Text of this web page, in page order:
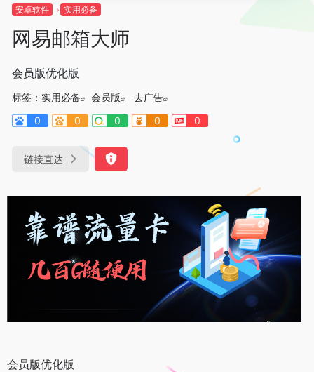
安卓软件 实用必备
网易邮箱大师
会员版优化版
标签： 实用必备 会员版
去广告
0
0 0 0 0
链接直达
会员版优化版